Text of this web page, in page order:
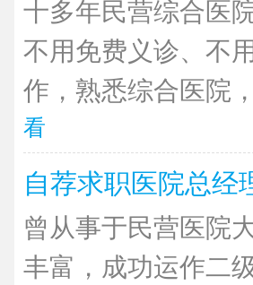
十多年民营综合医
不用免费义诊、不
作，熟悉综合医院
看
自荐求职医院总经
曾从事于民营医院
丰富，成功运作二